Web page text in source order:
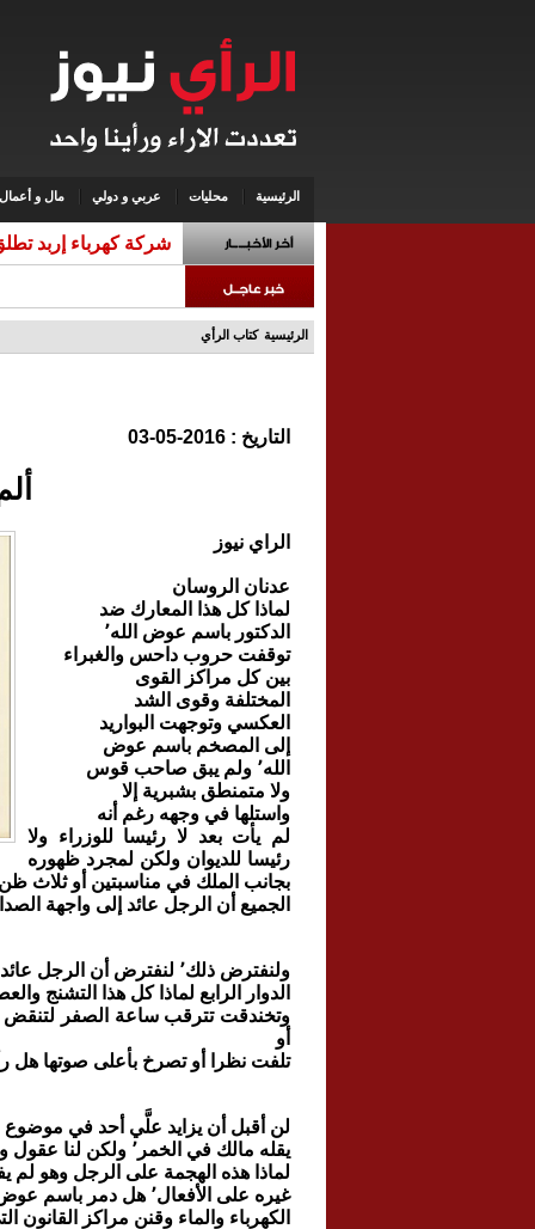
الرئيسية محليات عربي و دولي مال و أعمال
شركة كهرباء إربد
الرئيسية كتاب الرأي
التاريخ : 2016-05-03
الراي نيوز
عدنان الروسان
لماذا كل هذا المعارك ضد
الدكتور باسم عوض الله٬
توقفت حروب داحس والغبراء
بين كل مراكز القوى
المختلفة وقوى الشد
العكسي وتوجهت البواريد
إلى المصخم باسم عوض
الله٬ ولم يبق صاحب قوس
ولا متمنطق بشبرية إلا
واستلها في وجهه رغم أنه
لم يأت بعد لا رئيسا للوزراء ولا
رئيسا للديوان ولكن لمجرد ظهوره
بجانب الملك في مناسبتين أو ثلاث
الجميع أن الرجل عائد إلى واجهة
ولنفترض ذلك٬ لنفترض أن الرجل عائد إلى واجهة المشهد السياسي٬ لنفترض انه قادم الأسبوع القادم إلى
الدوار الرابع لماذا كل هذا التشنج
وتخندقت تترقب ساعة الصفر لتنقض
أو
تلفت نظرا أو تصرخ بأعلى صوتها هل
لن أقبل أن يزايد علَّي أحد في موضوع الفساد
يقله مالك في الخمر٬ ولكن لنا عقول وألباب٬ ولا نقبل أن ننقاد وراء صيادي المكافآت وأبطال طواحين الهواء٬
لماذا هذه الهجمة على الرجل وهو لم يفعل ربع أو عشر
غيره على الأفعال٬ هل دمر باسم عوض الله المواطن الأردني كما فعلت الحكومة الحالية٬ هل باسم الذي رفع
الكهرباء والماء وقنن مراكز